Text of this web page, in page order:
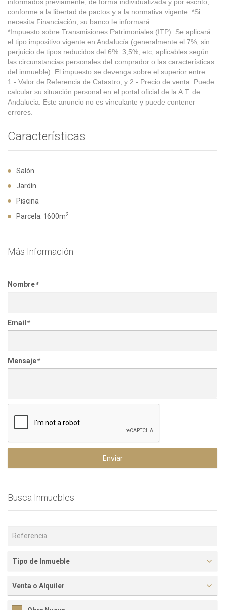
conforme a la libertad de pactos y a la normativa vigente. *Si
necesita Financiación, su banco le informará
*Impuesto sobre Transmisiones Patrimoniales (ITP): Se aplicará
el tipo impositivo vigente en Andalucía (generalmente el 7%, sin
perjuicio de tipos reducidos del 6%. 3,5%, etc, aplicables según
las circunstancias personales del comprador o las características
del inmueble). El impuesto se devenga sobre el superior entre:
1.- Valor de Referencia de Catastro; y 2.- Precio de venta. Puede
calcular su situación personal en el portal oficial de la A.T. de
Andalucia. Este anuncio no es vinculante y puede contener
errores.
Características
Salón
Jardín
Piscina
Parcela: 1600m2
Más Información
Nombre*
Email *
Mensaje*
Enviar
Busca Inmuebles
Tipo de Inmueble
Venta o Alquiler